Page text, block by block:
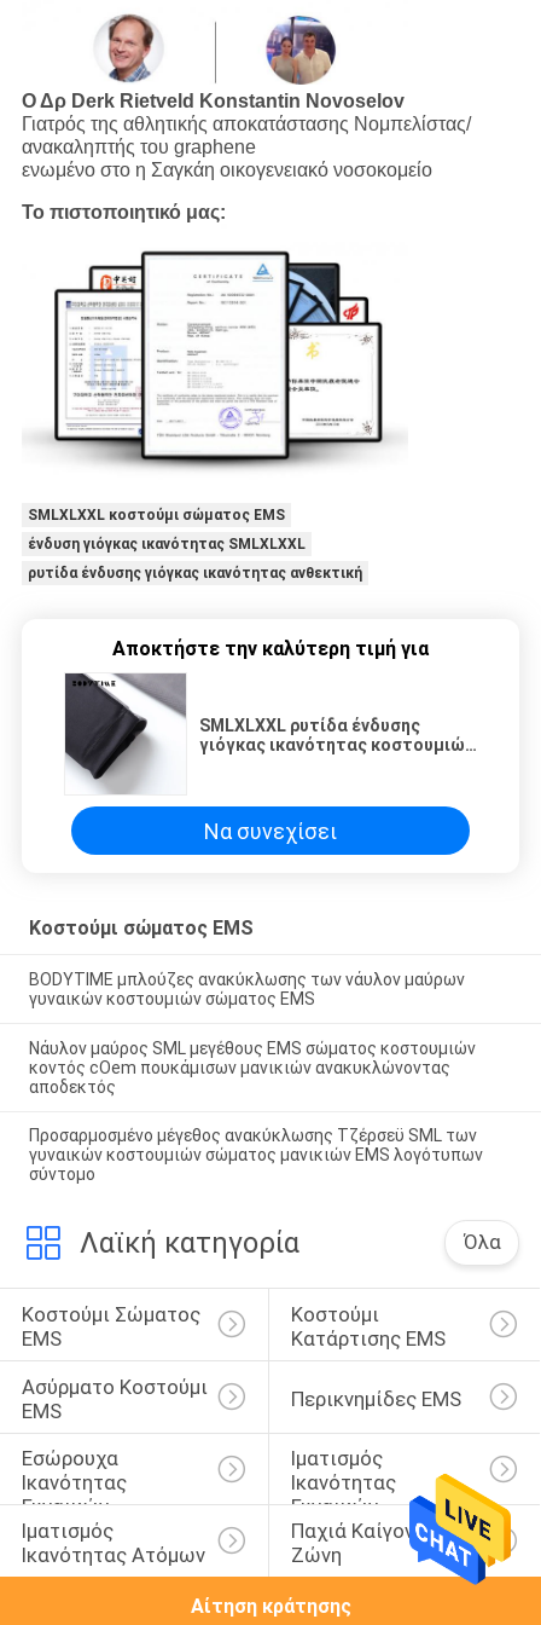
Ο Δρ Derk Rietveld Konstantin Novoselov
Γιατρός της αθλητικής αποκατάστασης Νομπελίστας/
ανακαληπτής του graphene
ενωμένο στο η Σαγκάη οικογενειακό νοσοκομείο
Το πιστοποιητικό μας:
SMLXLXXL κοστούμι σώματος EMS
ένδυση γιόγκας ικανότητας SMLXLXXL
ρυτίδα ένδυσης γιόγκας ικανότητας ανθεκτική
Αποκτήστε την καλύτερη τιμή για
SMLXLXXL ρυτίδα ένδυσης
γιόγκας ικανότητας κοστουμιών
Να συνεχίσει
Κοστούμι σώματος EMS
BODYTIME μπλούζες ανακύκλωσης των νάυλον μαύρων
γυναικών κοστουμιών σώματος EMS
Νάυλον μαύρος SML μεγέθους EMS σώματος κοστουμιών
κοντός cOem πουκάμισων μανικιών ανακυκλώνοντας
αποδεκτός
Προσαρμοσμένο μέγεθος ανακύκλωσης Τζέρσεϋ SML των
γυναικών κοστουμιών σώματος μανικιών EMS λογότυπων
σύντομο
Λαϊκή κατηγορία Όλα
Κοστούμι Σώματος
EMS
Κοστούμι
Κατάρτισης EMS
Ασύρματο Κοστούμι
EMS
Περικνημίδες EMS
Εσώρουχα
Ικανότητας
Γυναικών
Ιματισμός
Ικανότητας
Γυναικών
Ιματισμός
Ικανότητας Ατόμων
Παχιά Καίγοντας
Ζώνη
Αίτηση κράτησης